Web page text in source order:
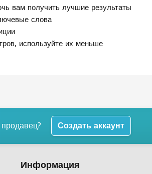
вам получить лучшие результаты
слова
используйте их меньше
Создать аккаунт
Информация